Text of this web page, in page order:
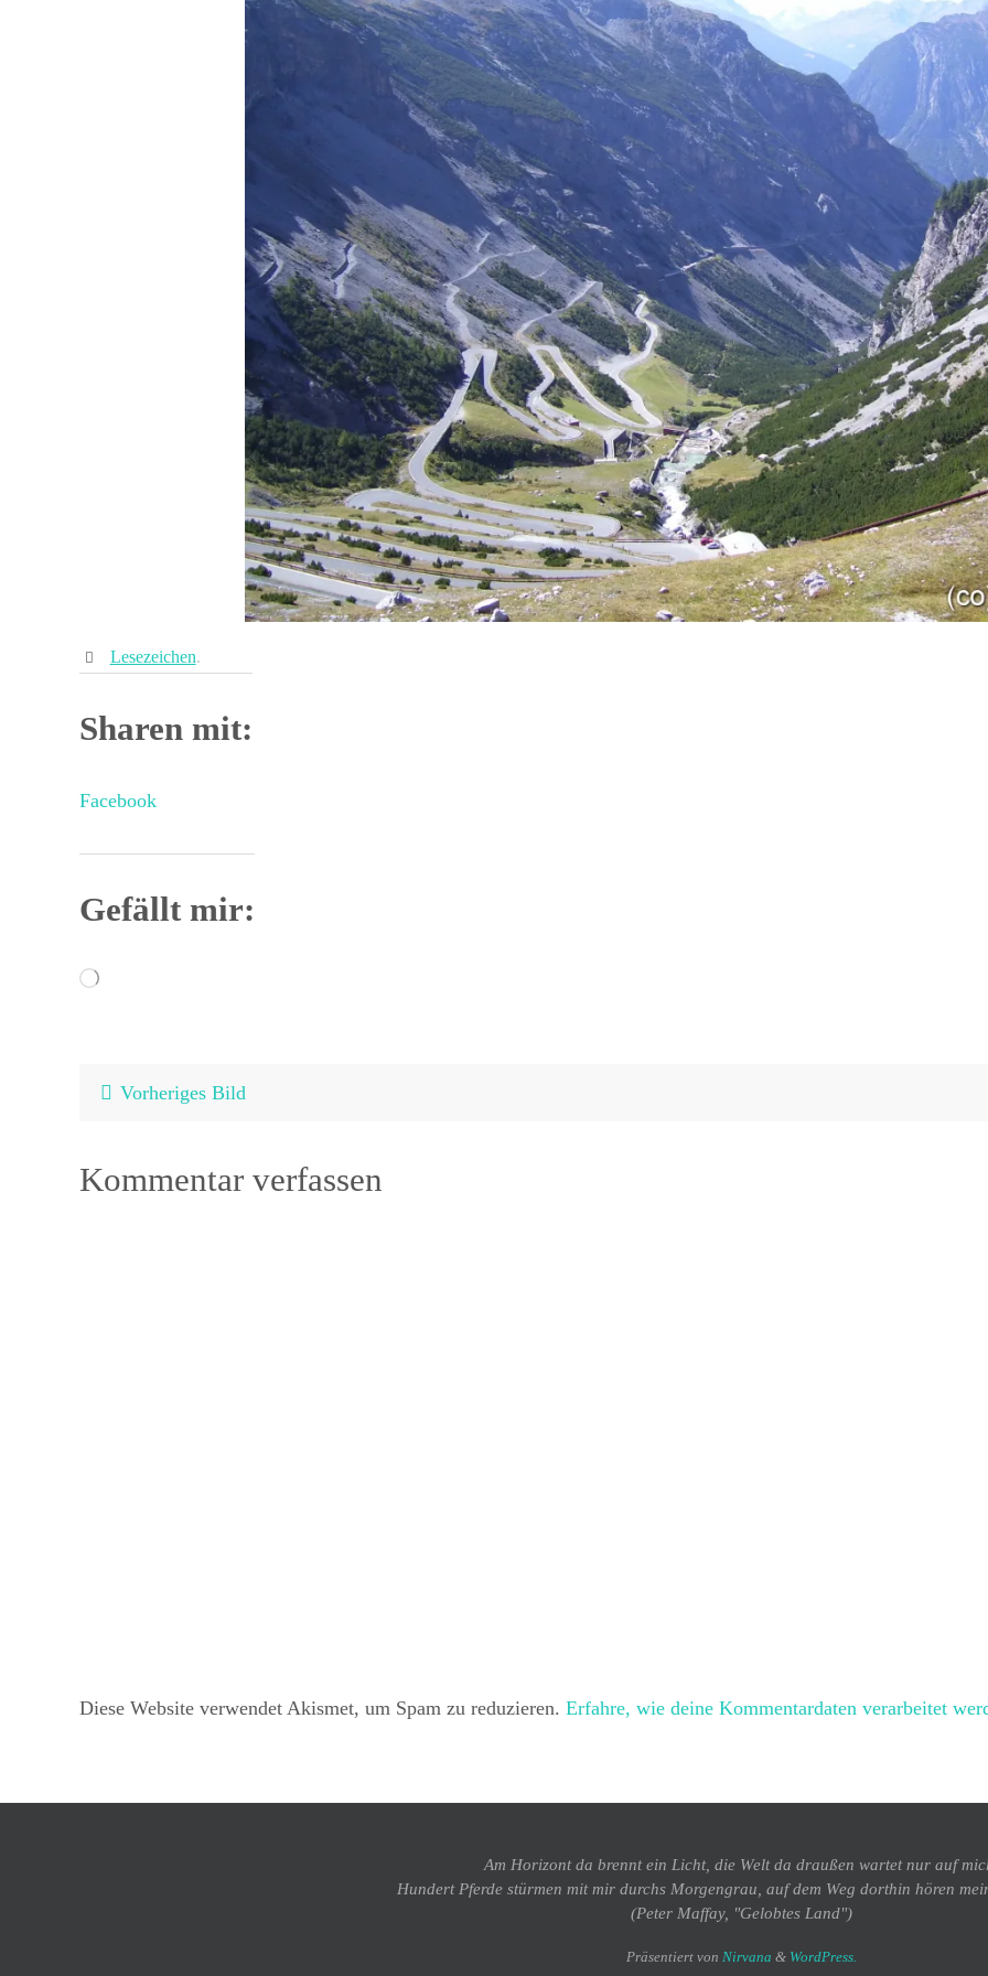
Lesezeichen.
Sharen mit:
Facebook
Gefällt mir:
Wird
Vorheriges Bild
Kommentar verfassen
Diese Website verwendet Akismet, um Spam zu reduzieren. Erfahre, wie deine Kommentardaten verarbeitet
Am Horizont da brennt ein Licht, die Welt da draußen wartet nur auf
Hundert Pferde stürmen mit mir durchs Morgengrau, auf dem Weg dorthin hören
(Peter Maffay, "Gelobtes Land")
Präsentiert von Nirvana & WordPress.